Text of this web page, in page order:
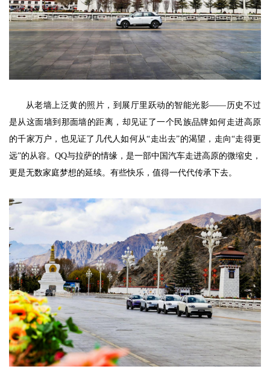
从老墙上泛黄的照片，到展厅里跃动的智能光影——历史不过
是从这面墙到那面墙的距离，却见证了一个民族品牌如何走进高原
的千家万户，也见证了几代人如何从“走出去”的渴望，走向“走得更
远”的从容。QQ与拉萨的情缘，是一部中国汽车走进高原的微缩史，
更是无数家庭梦想的延续。有些快乐，值得一代代传承下去。